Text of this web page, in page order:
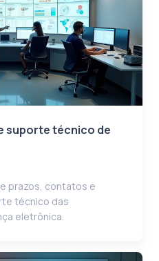
suporte técnico de
prazos, contatos e
técnico das
eletrônica.